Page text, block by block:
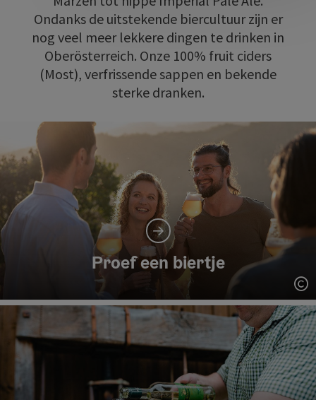
Ondanks de uitstekende biercultuur zijn er
nog veel meer lekkere dingen te drinken in
Oberösterreich. Onze 100% fruit ciders
(Most), verfrissende sappen en bekende
sterke dranken.
Proef een biertje